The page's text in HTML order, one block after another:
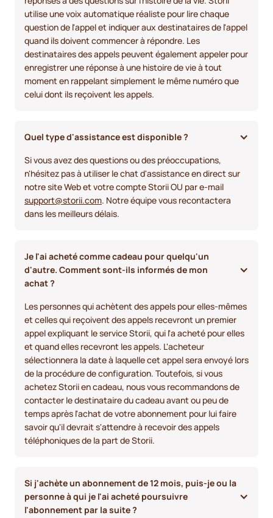
utilise une voix automatique réaliste pour lire chaque
question de l'appel et indiquer aux destinataires de l'appel
quand ils doivent commencer à répondre. Les
destinataires des appels peuvent également appeler pour
enregistrer une réponse à une histoire de vie à tout
moment en rappelant simplement le même numéro que
celui dont ils reçoivent les appels.
Quel type d'assistance est disponible ?
Si vous avez des questions ou des préoccupations,
n'hésitez pas à utiliser le chat d'assistance en direct sur
notre site Web et votre compte Storii OU par e-mail
support@storii.com. Notre équipe vous recontactera
dans les meilleurs délais.
Je l'ai acheté comme cadeau pour quelqu'un
d'autre. Comment sont-ils informés de mon
achat ?
Les personnes qui achètent des appels pour elles-mêmes
et celles qui reçoivent des appels recevront un premier
appel expliquant le service Storii, qui l'a acheté pour elles
et quand elles recevront les appels. L'acheteur
sélectionnera la date à laquelle cet appel sera envoyé lors
de la procédure de configuration. Toutefois, si vous
achetez Storii en cadeau, nous vous recommandons de
contacter le destinataire du cadeau avant ou peu de
temps après l'achat de votre abonnement pour lui faire
savoir qu'il devrait s'attendre à recevoir des appels
téléphoniques de la part de Storii.
Si j'achète un abonnement de 12 mois, puis-je ou la
personne à qui je l'ai acheté poursuivre
l'abonnement par la suite ?